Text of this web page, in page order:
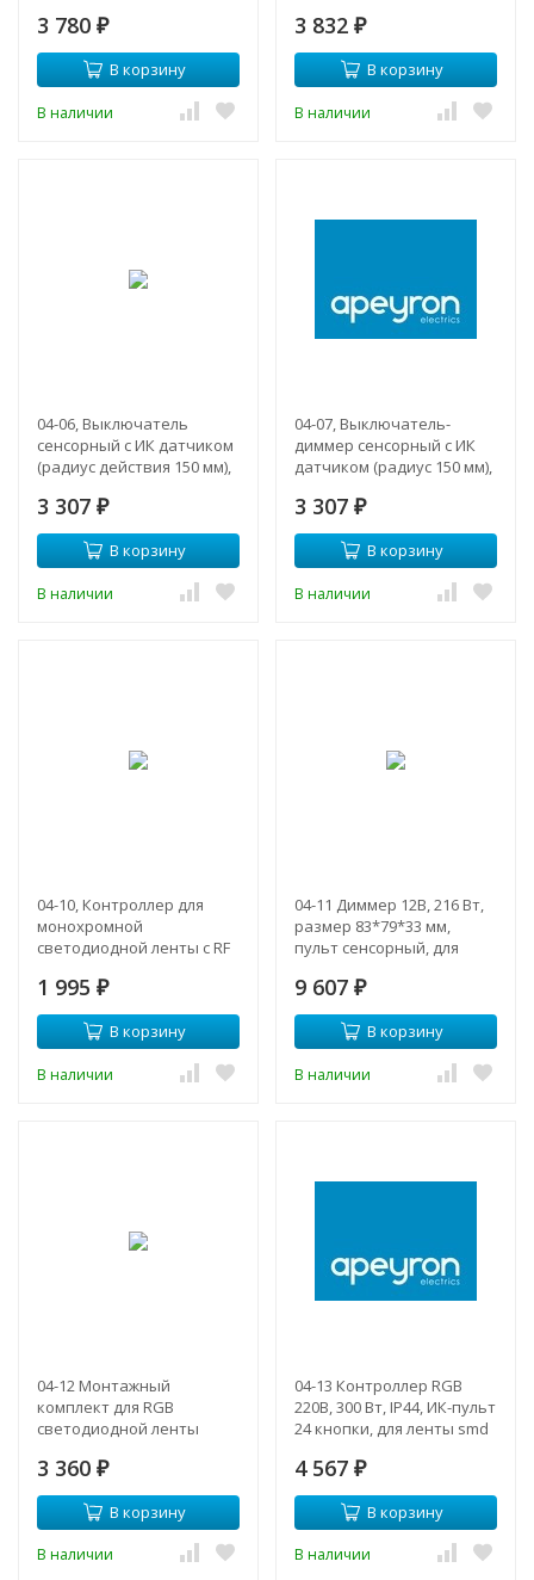
3 780 ₽
В корзину
В наличии
3 832 ₽
В корзину
В наличии
04-06, Выключатель
сенсорный с ИК датчиком
(радиус действия 150 мм),
3 307 ₽
В корзину
В наличии
04-07, Выключатель-
диммер сенсорный с ИК
датчиком (радиус 150 мм),
3 307 ₽
В корзину
В наличии
04-10, Контроллер для
монохромной
светодиодной ленты с RF
1 995 ₽
В корзину
В наличии
04-11 Диммер 12В, 216 Вт,
размер 83*79*33 мм,
пульт сенсорный, для
светодиодной ленты
9 607 ₽
В корзину
В наличии
04-12 Монтажный
комплект для RGB
светодиодной ленты
3 360 ₽
В корзину
В наличии
04-13 Контроллер RGB
220В, 300 Вт, IP44, ИК-пульт
24 кнопки, для ленты smd
4 567 ₽
В корзину
В наличии